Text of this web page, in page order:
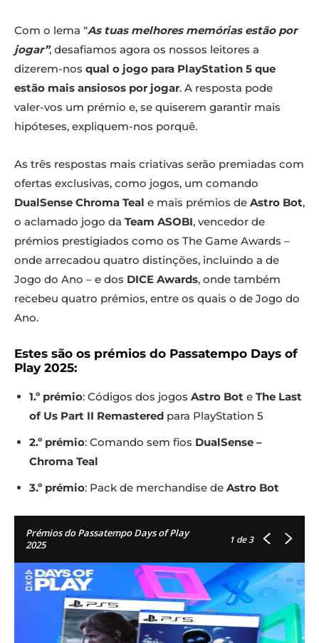
Com o lema “As tuas melhores memórias estão por
jogar”, desafiamos agora os nossos leitores a
dizerem-nos qual o jogo para PlayStation 5 que
estão mais ansiosos por jogar. A resposta pode
valer-vos um prémio e, se quiserem garantir mais
hipóteses, expliquem-nos porquê.
As três respostas mais criativas serão premiadas com
ofertas exclusivas, como jogos, um comando
DualSense Chroma Teal e mais prémios de Astro Bot,
o aclamado jogo da Team ASOBI, vencedor de
prémios prestigiados como os The Game Awards –
onde arrecadou quatro distinções, incluindo a de
Jogo do Ano – e dos DICE Awards, onde também
recebeu quatro prémios, entre os quais o de Jogo do
Ano.
Estes são os prémios do Passatempo Days of
Play 2025:
1.º prémio: Códigos dos jogos Astro Bot e The Last
of Us Part II Remastered para PlayStation 5
2.º prémio: Comando sem fios DualSense –
Chroma Teal
3.º prémio: Pack de merchandise de Astro Bot
Prémios do Passatempo Days of Play
2025
1 de 3